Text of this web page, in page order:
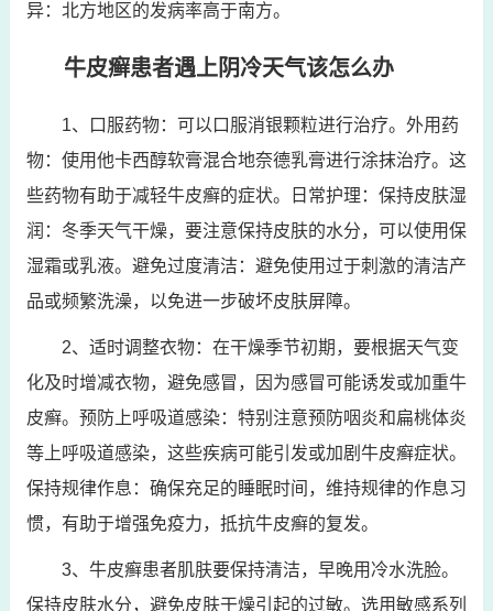
异：北方地区的发病率高于南方。
牛皮癣患者遇上阴冷天气该怎么办
1、口服药物：可以口服消银颗粒进行治疗。外用药
物：使用他卡西醇软膏混合地奈德乳膏进行涂抹治疗。这
些药物有助于减轻牛皮癣的症状。日常护理：保持皮肤湿
润：冬季天气干燥，要注意保持皮肤的水分，可以使用保
湿霜或乳液。避免过度清洁：避免使用过于刺激的清洁产
品或频繁洗澡，以免进一步破坏皮肤屏障。
2、适时调整衣物：在干燥季节初期，要根据天气变
化及时增减衣物，避免感冒，因为感冒可能诱发或加重牛
皮癣。预防上呼吸道感染：特别注意预防咽炎和扁桃体炎
等上呼吸道感染，这些疾病可能引发或加剧牛皮癣症状。
保持规律作息：确保充足的睡眠时间，维持规律的作息习
惯，有助于增强免疫力，抵抗牛皮癣的复发。
3、牛皮癣患者肌肤要保持清洁，早晚用冷水洗脸。
保持皮肤水分，避免皮肤干燥引起的过敏。选用敏感系列